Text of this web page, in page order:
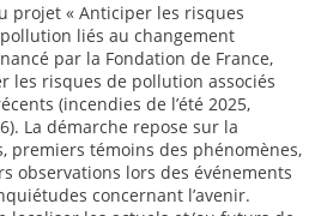
projet « Anticiper les risques
liés au changement
par la Fondation de France,
les risques de pollution associés
(incendies de l’été 2025,
La démarche repose sur la
premiers témoins des phénomènes,
observations lors des événements
concernant l’avenir.